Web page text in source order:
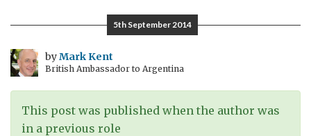
Action
on
Climate
Change
–
ความ
5th September 2014
byMark Kent
British Ambassador to Argentina
This post was published when the author was
in a previous role